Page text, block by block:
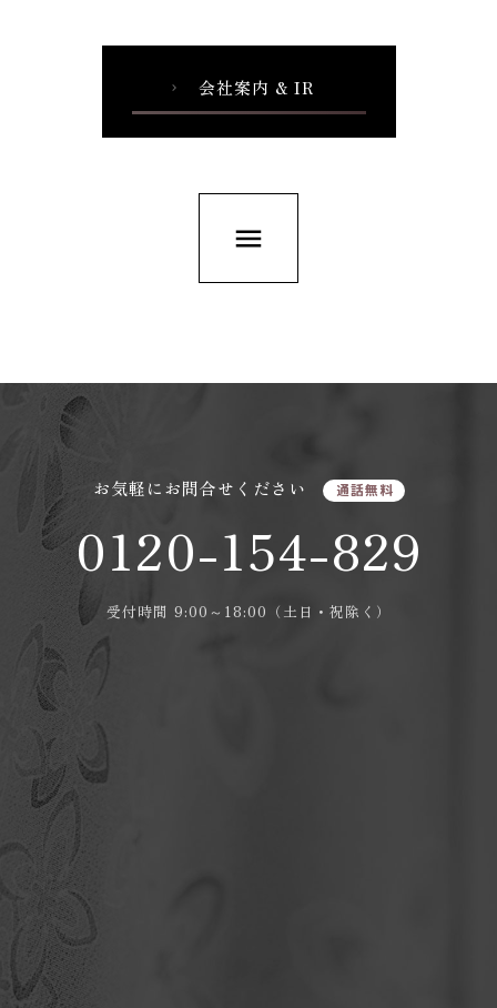
chevron_right 会社案内 & IR
menu
お気軽にお問合せください 通話無料
0120-154-829
受付時間 9:00～18:00（土日・祝除く）